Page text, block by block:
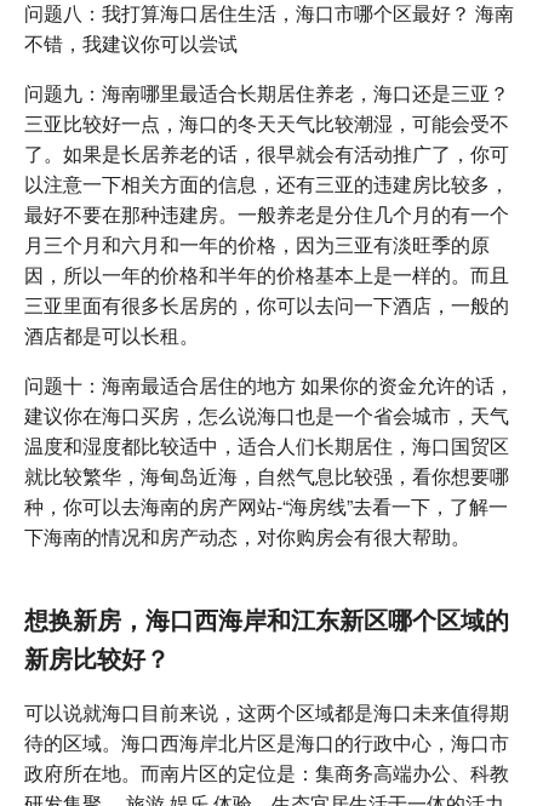
问题八：我打算海口居住生活，海口市哪个区最好？ 海南
不错，我建议你可以尝试
问题九：海南哪里最适合长期居住养老，海口还是三亚？
三亚比较好一点，海口的冬天天气比较潮湿，可能会受不
了。如果是长居养老的话，很早就会有活动推广了，你可
以注意一下相关方面的信息，还有三亚的违建房比较多，
最好不要在那种违建房。一般养老是分住几个月的有一个
月三个月和六月和一年的价格，因为三亚有淡旺季的原
因，所以一年的价格和半年的价格基本上是一样的。而且
三亚里面有很多长居房的，你可以去问一下酒店，一般的
酒店都是可以长租。
问题十：海南最适合居住的地方 如果你的资金允许的话，
建议你在海口买房，怎么说海口也是一个省会城市，天气
温度和湿度都比较适中，适合人们长期居住，海口国贸区
就比较繁华，海甸岛近海，自然气息比较强，看你想要哪
种，你可以去海南的房产网站-“海房线”去看一下，了解一
下海南的情况和房产动态，对你购房会有很大帮助。
想换新房，海口西海岸和江东新区哪个区域的
新房比较好？
可以说就海口目前来说，这两个区域都是海口未来值得期
待的区域。海口西海岸北片区是海口的行政中心，海口市
政府所在地。而南片区的定位是：集商务高端办公、科教